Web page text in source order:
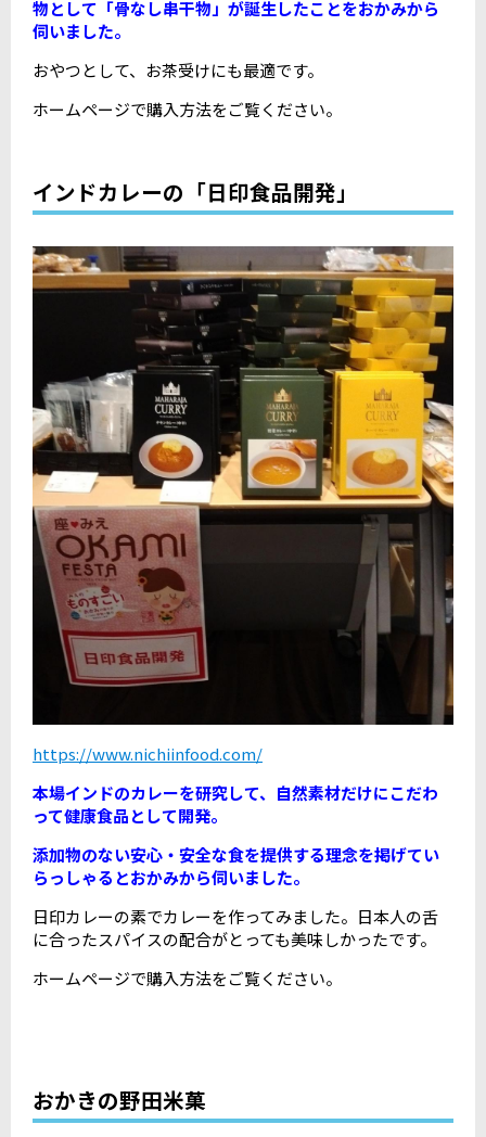
物として「骨なし串干物」が誕生したことをおかみから
伺いました。
おやつとして、お茶受けにも最適です。
ホームページで購入方法をご覧ください。
インドカレーの「日印食品開発」
https://www.nichiinfood.com/
本場インドのカレーを研究して、自然素材だけにこだわ
って健康食品として開発。
添加物のない安心・安全な食を提供する理念を掲げてい
らっしゃるとおかみから伺いました。
日印カレーの素でカレーを作ってみました。日本人の舌
に合ったスパイスの配合がとっても美味しかったです。
ホームページで購入方法をご覧ください。
おかきの野田米菓